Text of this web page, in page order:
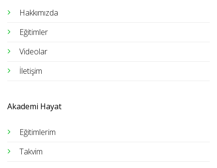
Hakkımızda
Eğitimler
Videolar
İletişim
Akademi Hayat
Eğitimlerim
Takvim